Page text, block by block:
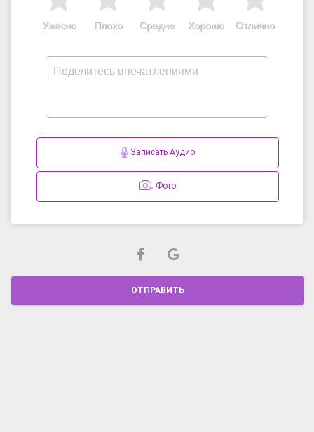
Отлично
Хорошо
Средне
Плохо
Ужасно
Записать Аудио
Фото
ОТПРАВИТЬ